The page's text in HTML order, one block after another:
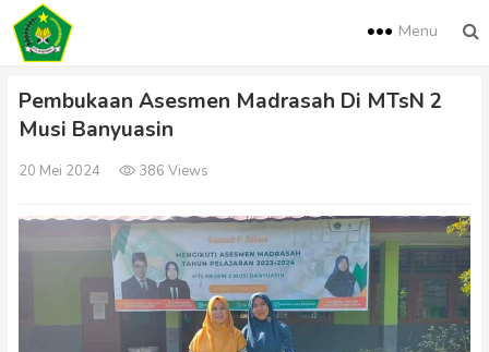
Menu
Pembukaan Asesmen Madrasah Di MTsN 2
Musi Banyuasin
20 Mei 2024 386 Views